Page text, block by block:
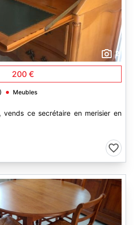
2
200 €
Meubles
vends ce secrétaire en merisier en